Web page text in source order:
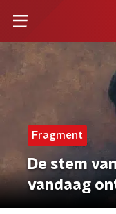
Fragment
De stem
vandaag